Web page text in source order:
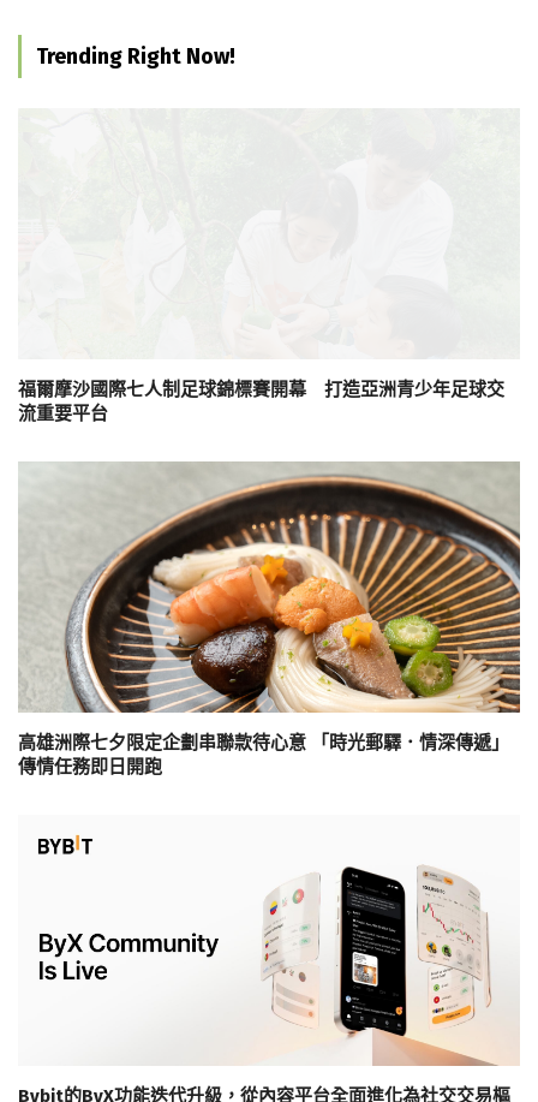
Trending Right Now!
福爾摩沙國際七人制足球錦標賽開幕 打造亞洲青少年足球交
流重要平台
高雄洲際七夕限定企劃串聯款待心意 「時光郵驛．情深傳遞」
傳情任務即日開跑
Bybit的ByX功能迭代升級，從內容平台全面進化為社交交易樞